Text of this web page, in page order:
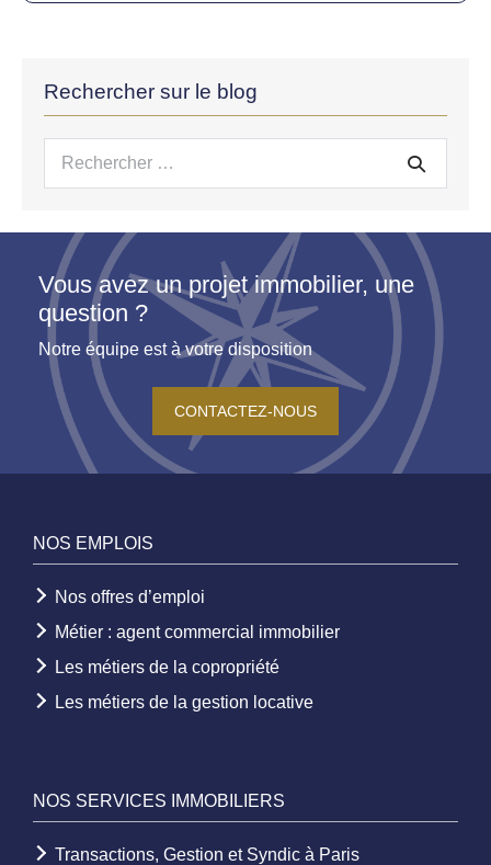
Rechercher sur le blog
Recherche
Vous avez un projet immobilier, une
question ?
Notre équipe est à votre disposition
CONTACTEZ-NOUS
NOS EMPLOIS
Nos offres d’emploi
Métier : agent commercial immobilier
Les métiers de la copropriété
Les métiers de la gestion locative
NOS SERVICES IMMOBILIERS
Transactions, Gestion et Syndic à Paris